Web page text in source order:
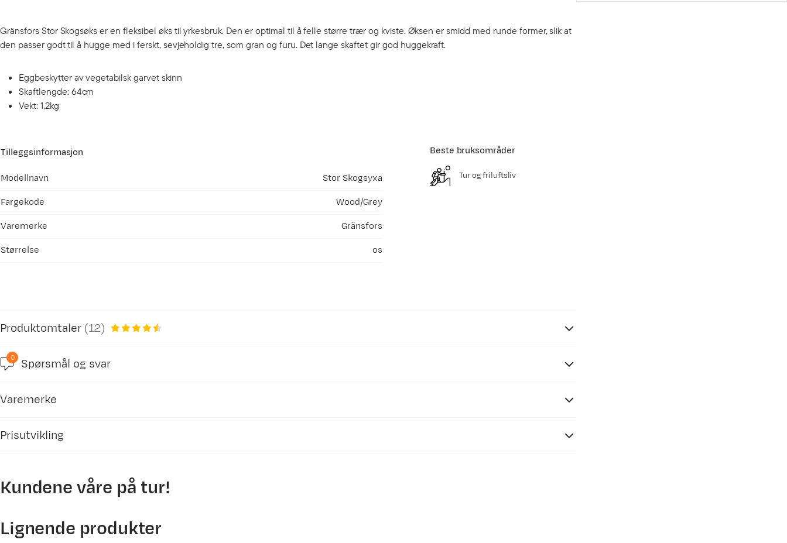
Gränsfors Stor Skogsøks er en fleksibel øks til yrkesbruk. Den er optimal til å felle større trær og kviste. Øksen er smidd med runde former, slik at
den passer godt til å hugge med i ferskt, sevjeholdig tre, som gran og furu. Det lange skaftet gir god huggekraft.
Eggbeskytter av vegetabilsk garvet skinn
Skaftlengde: 64cm
Vekt: 1,2kg
Tilleggsinformasjon
Modellnavn
Stor Skogsyxa
Fargekode
Wood/Grey
Varemerke
Gränsfors
Størrelse
os
Beste bruksområder
Tur og friluftsliv
Produktomtaler (12)
4.5
Rafaels K Bekreftet kjøper
Kjøpt størrelse: 1SIZE
Valgt farge:
Wood/Grey
0 Spørsmål og svar
Varemerke
Prisutvikling
Kundene våre på tur!
Lignende produkter